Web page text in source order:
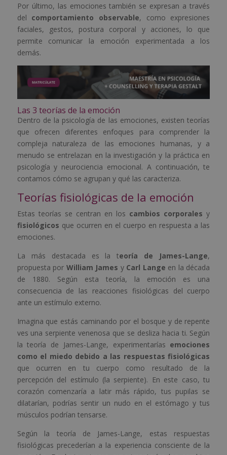
Por último, las emociones también se expresan a través
del comportamiento observable, como expresiones
faciales, gestos, postura corporal y acciones, lo que
permite comunicar la emoción experimentada a los
demás.
Las 3 teorías de la emoción
Dentro de la psicología de las emociones, existen teorías
que ofrecen diferentes enfoques para comprender la
compleja naturaleza de las emociones humanas, y a
menudo se entrelazan en la investigación y la práctica en
psicología y neurociencia emocional. A continuación, te
contamos cómo se agrupan y qué las caracteriza.
Teorías fisiológicas de la emoción
Estas teorías se centran en los cambios corporales y
fisiológicos que ocurren en el cuerpo en respuesta a las
emociones.
La más destacada es la teoría de James-Lange,
propuesta por William James y Carl Lange en la década
de 1880. Según esta teoría, la emoción es una
consecuencia de las reacciones fisiológicas del cuerpo
ante un estímulo externo.
Imagina que estás caminando por el bosque y de repente
ves una serpiente venenosa que se desliza hacia ti. Según
la teoría de James-Lange, experimentarías emociones
como el miedo debido a las respuestas fisiológicas
que ocurren en tu cuerpo como resultado de la
percepción del estímulo (la serpiente). En este caso, tu
corazón comenzaría a latir más rápido, tus pupilas se
dilatarían, podrías sentir un nudo en el estómago y tus
músculos podrían tensarse.
Según la teoría de James-Lange, estas respuestas
fisiológicas precederían a la experiencia consciente de la